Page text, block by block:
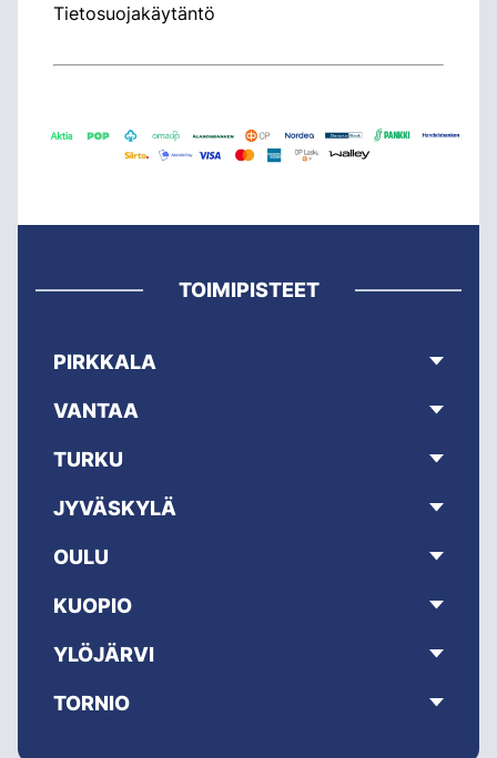
Tietosuojakäytäntö
TOIMIPISTEET
PIRKKALA
VANTAA
TURKU
JYVÄSKYLÄ
OULU
KUOPIO
YLÖJÄRVI
TORNIO